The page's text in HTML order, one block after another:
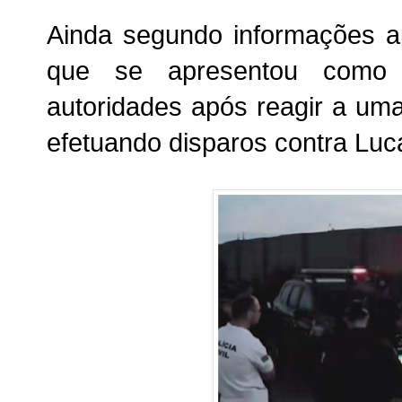
Ainda segundo informações
que se apresentou
autoridades após reagir a
efetuando disparos contra